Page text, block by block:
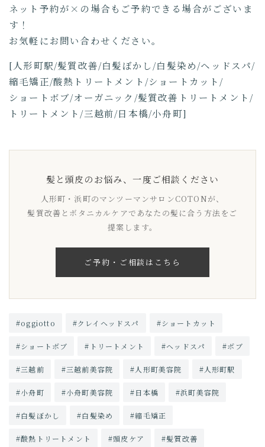
ネット予約が×の場合もご予約できる場合がございま
す！
お気軽にお問い合わせください。
[人形町駅/髪質改善/白髪ぼかし/白髪染め/ヘッドスパ/
縮毛矯正/酸熱トリートメント/ショートカット/
ショートボブ/オーガニック/髪質改善トリートメント/
トリートメント/三越前/日本橋/小舟町]
髪と頭皮のお悩み、一度ご相談ください
人形町・浜町のマンツーマンサロンCOTONが、
髪質改善とボタニカルケアであなたの髪に合う方法をご
提案します。
ご予約・ご相談はこちら
#oggiotto #クレイヘッドスパ #ショートカット
#ショートボブ #トリートメント #ヘッドスパ #ボブ
#三越前 #三越前美容院 #人形町美容院 #人形町駅
#小舟町 #小舟町美容院 #日本橋 #浜町美容院
#白髪ぼかし #白髪染め #縮毛矯正
#酸熱トリートメント #頭皮ケア #髪質改善